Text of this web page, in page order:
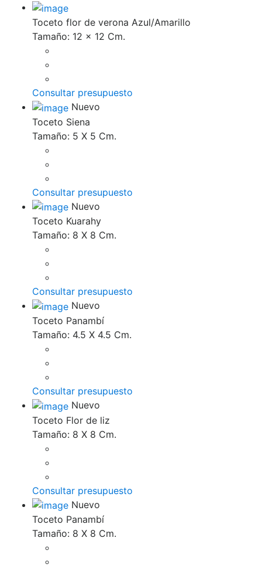
Toceto flor de verona Azul/Amarillo
Tamaño: 12 x 12 Cm.
Consultar presupuesto
Nuevo
Toceto Siena
Tamaño: 5 X 5 Cm.
Consultar presupuesto
Nuevo
Toceto Kuarahy
Tamaño: 8 X 8 Cm.
Consultar presupuesto
Nuevo
Toceto Panambí
Tamaño: 4.5 X 4.5 Cm.
Consultar presupuesto
Nuevo
Toceto Flor de liz
Tamaño: 8 X 8 Cm.
Consultar presupuesto
Nuevo
Toceto Panambí
Tamaño: 8 X 8 Cm.